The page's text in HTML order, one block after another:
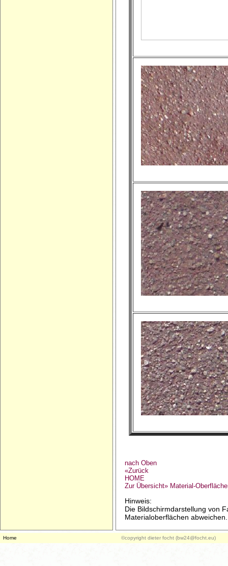
nach Oben
«Zurück
HOME
Zur Übersicht» Material-
Hinweis:
Die Bildschirmdarstellung von
Materialoberflächen
Home ©copyright dieter focht (bw24@focht.eu)